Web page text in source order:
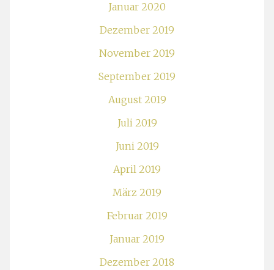
Januar 2020
Dezember 2019
November 2019
September 2019
August 2019
Juli 2019
Juni 2019
April 2019
März 2019
Februar 2019
Januar 2019
Dezember 2018